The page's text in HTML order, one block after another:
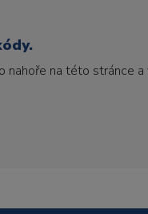
nahoře na této stránce